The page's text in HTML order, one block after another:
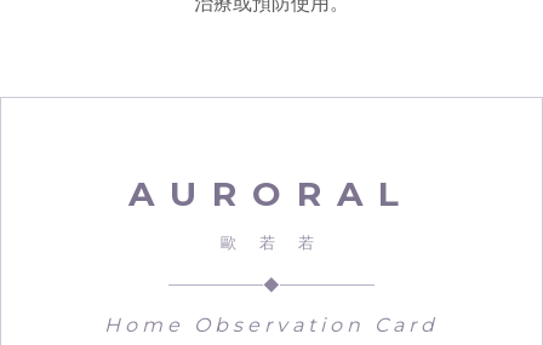
AURORAL
歐 若 若
◆
Home Observation Card